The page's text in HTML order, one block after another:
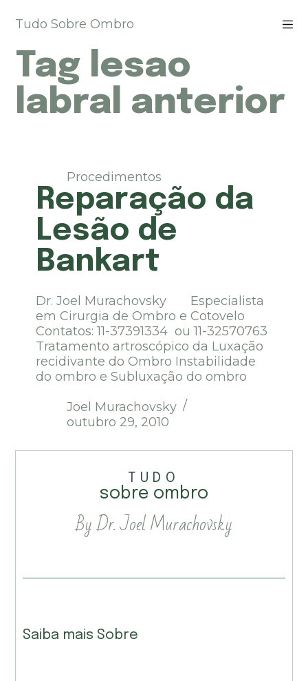
u
a
p
Tudo Sobre Ombro
Tag lesao
labral anterior
Procedimentos
Reparação da
Lesão de
Bankart
Dr. Joel Murachovsky Especialista
em Cirurgia de Ombro e Cotovelo
Contatos: 11-37391334 ou 11-32570763
Tratamento artroscópico da Luxação
recidivante do Ombro Instabilidade
do ombro e Subluxação do ombro
Joel Murachovsky
outubro 29, 2010
TUDO
sobre ombro
By Dr. Joel Murachovsky
Saiba mais Sobre